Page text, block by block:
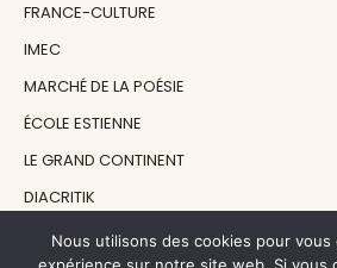
FRANCE-CULTURE
IMEC
MARCHÉ DE LA POÉSIE
ÉCOLE ESTIENNE
LE GRAND CONTINENT
DIACRITIK
EN ATTENDANT NADEAU
Nous utilisons des cookies pour vous